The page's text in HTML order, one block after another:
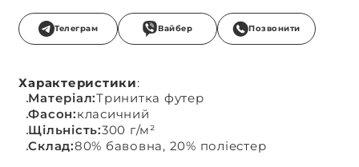
Телеграм Вайбер Позвонити
Характеристики:
Матеріал:Тринитка футер
Фасон:класичний
Щільність:300 г/м²
Склад:80% бавовна, 20% поліестер